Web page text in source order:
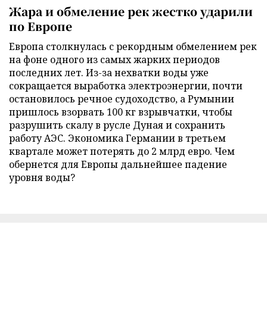
Жара и обмеление рек жестко ударили
по Европе
Европа столкнулась с рекордным обмелением рек
на фоне одного из самых жарких периодов
последних лет. Из-за нехватки воды уже
сокращается выработка электроэнергии, почти
остановилось речное судоходство, а Румынии
пришлось взорвать 100 кг взрывчатки, чтобы
разрушить скалу в русле Дуная и сохранить
работу АЭС. Экономика Германии в третьем
квартале может потерять до 2 млрд евро. Чем
обернется для Европы дальнейшее падение
уровня воды?